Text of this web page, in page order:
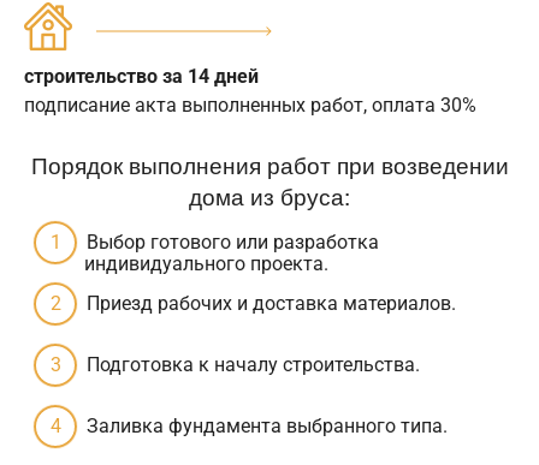
строительство за 14 дней
подписание акта выполненных работ, оплата 30%
Порядок выполнения работ при возведении
дома из бруса:
Выбор готового или разработка
индивидуального проекта.
Приезд рабочих и доставка материалов.
Подготовка к началу строительства.
Заливка фундамента выбранного типа.